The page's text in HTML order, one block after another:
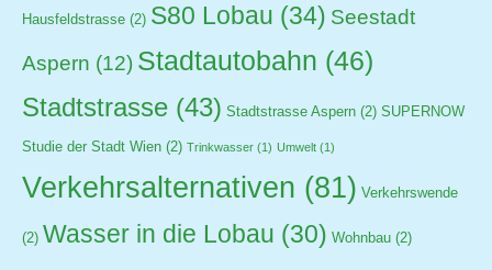
Hausfeldstrasse (2) S80 Lobau (34) Seestadt
Aspern (12) Stadtautobahn (46)
Stadtstrasse (43) Stadtstrasse Aspern (2) SUPERNOW
Studie der Stadt Wien (2) Trinkwasser (1) Umwelt (1)
Verkehrsalternativen (81) Verkehrswende
(2) Wasser in die Lobau (30) Wohnbau (2)